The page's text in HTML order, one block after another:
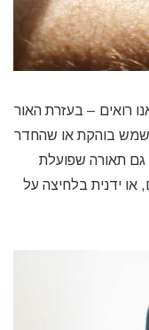
רואים – בעזרת האור
בוהקת או שהחדר
גם תאורה שפועלת
ידנית בלחיצה על